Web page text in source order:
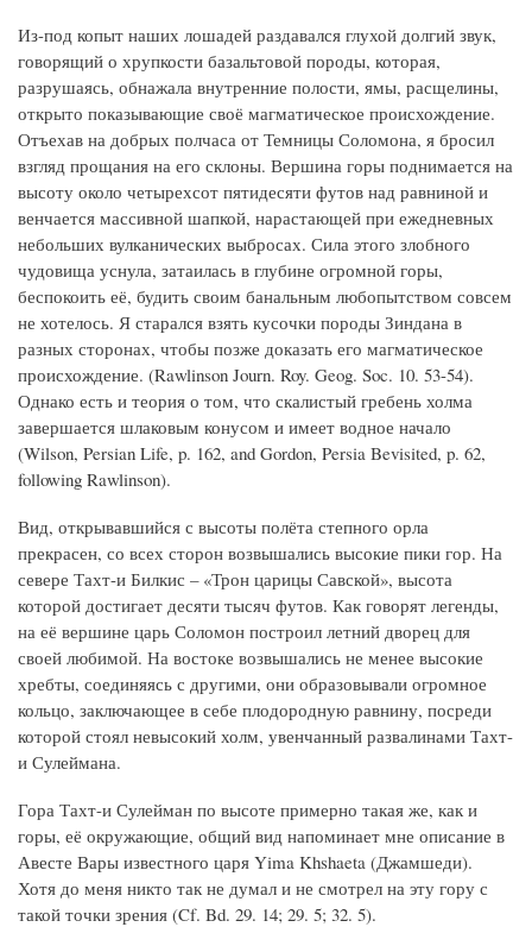
Из-под копыт наших лошадей раздавался глухой долгий звук,
говорящий о хрупкости базальтовой породы, которая,
разрушаясь, обнажала внутренние полости, ямы, расщелины,
открыто показывающие своё магматическое происхождение.
Отъехав на добрых полчаса от Темницы Соломона, я бросил
взгляд прощания на его склоны. Вершина горы поднимается на
высоту около четырехсот пятидесяти футов над равниной и
венчается массивной шапкой, нарастающей при ежедневных
небольших вулканических выбросах. Сила этого злобного
чудовища уснула, затаилась в глубине огромной горы,
беспокоить её, будить своим банальным любопытством совсем
не хотелось. Я старался взять кусочки породы Зиндана в
разных сторонах, чтобы позже доказать его магматическое
происхождение. (Rawlinson Journ. Roy. Geog. Soc. 10. 53-54).
Однако есть и теория о том, что скалистый гребень холма
завершается шлаковым конусом и имеет водное начало
(Wilson, Persian Life, p. 162, and Gordon, Persia Bevisited, p. 62,
following Rawlinson).
Вид, открывавшийся с высоты полёта степного орла
прекрасен, со всех сторон возвышались высокие пики гор. На
севере Тахт-и Билкис – «Трон царицы Савской», высота
которой достигает десяти тысяч футов. Как говорят легенды,
на её вершине царь Соломон построил летний дворец для
своей любимой. На востоке возвышались не менее высокие
хребты, соединяясь с другими, они образовывали огромное
кольцо, заключающее в себе плодородную равнину, посреди
которой стоял невысокий холм, увенчанный развалинами Тахт-
и Сулеймана.
Гора Тахт-и Сулейман по высоте примерно такая же, как и
горы, её окружающие, общий вид напоминает мне описание в
Авесте Вары известного царя Yima Khshaeta (Джамшеди).
Хотя до меня никто так не думал и не смотрел на эту гору с
такой точки зрения (Cf. Bd. 29. 14; 29. 5; 32. 5).